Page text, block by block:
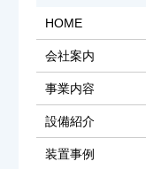
HOME
会社案内
事業内容
設備紹介
装置事例